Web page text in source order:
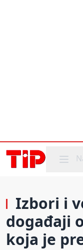
Izbori i
događaji
koja je